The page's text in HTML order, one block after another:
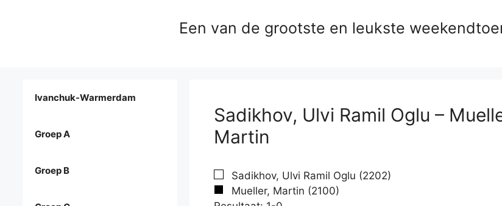
Een van de grootste en leukste
Sadikhov, Ulvi Ramil Oglu –
Martin
Sadikhov, Ulvi Ramil Oglu (2202)
Mueller, Martin (2100)
Ivanchuk-Warmerdam
Groep A
Groep B